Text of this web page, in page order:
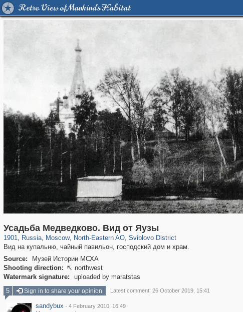
Retro View of Mankind's Habitat
Усадьба Медведково. Вид от Яузы
1901, Russia
1,406,871 29,248
, Moscow
319,861 8,286
, North-Eastern AO
24,490 250
, Sviblovo District
539 4
Вид на купальню, чайный павильон, господский дом и храм.
Source:
Музей Истории МСХА
Shooting direction:  northwest
Watermark signature:
uploaded by maratstas
5 Sign in to share your opinion Latest comment: 26 October 2019, 15:41
sandybux · 4 February 2010, 16:49